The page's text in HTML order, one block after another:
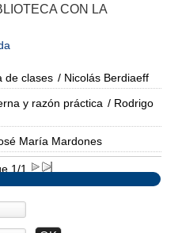
CON LA
de clases / Nicolás Berdiaeff
y razón práctica / Rodrigo
María Mardones
1/1